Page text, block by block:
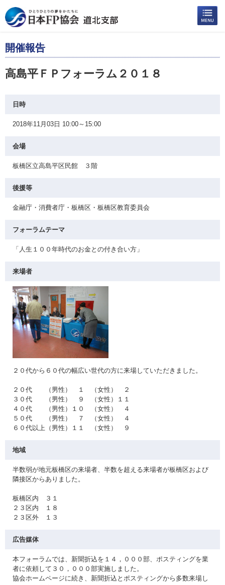
開催報告
高島平ＦＰフォーラム２０１８
日時
2018年11月03日 10:00～15:00
会場
板橋区立高島平区民館 ３階
後援等
金融庁・消費者庁・板橋区・板橋区教育委員会
フォーラムテーマ
「人生１００年時代のお金との付き合い方」
来場者
２０代から６０代の幅広い世代の方に来場していただきました。
２０代 （男性） １ （女性） ２
３０代 （男性） ９ （女性）１１
４０代 （男性）１０ （女性） ４
５０代 （男性） ７ （女性） ４
６０代以上（男性）１１ （女性） ９
地域
半数弱が地元板橋区の来場者、半数を超える来場者が板橋区および
隣接区からありました。
板橋区内 ３１
２３区内 １８
２３区外 １３
広告媒体
本フォーラムでは、新聞折込を１４，０００部、ポスティングを業
者に依頼して３０，０００部実施しました。
協会ホームページに続き、新聞折込とポスティングから多数来場し